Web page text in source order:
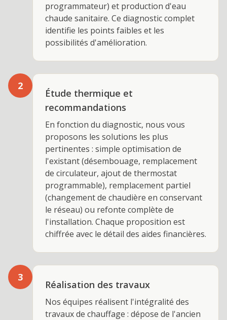
programmateur) et production d'eau
chaude sanitaire. Ce diagnostic complet
identifie les points faibles et les
possibilités d'amélioration.
2
Étude thermique et
recommandations
En fonction du diagnostic, nous vous
proposons les solutions les plus
pertinentes : simple optimisation de
l'existant (désembouage, remplacement
de circulateur, ajout de thermostat
programmable), remplacement partiel
(changement de chaudière en conservant
le réseau) ou refonte complète de
l'installation. Chaque proposition est
chiffrée avec le détail des aides financières.
3
Réalisation des travaux
Nos équipes réalisent l'intégralité des
travaux de chauffage : dépose de l'ancien